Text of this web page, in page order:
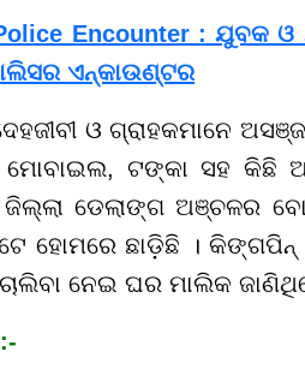
Encounter : ଯୁବକ ଓ
ଏନ୍‌କାଉଣ୍ଟର
ଓ ଗ୍ରାହକମାନେ
ଟଙ୍କା ସହ କିଛି
ଡେଲାଙ୍ଗ ଅଞ୍ଚଳର
ହୋମରେ ଛାଡ଼ିଛି ।
ନେଇ ଘର ମାଲିକ